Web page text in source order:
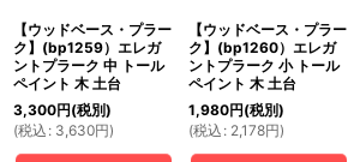
【ウッドベース・プラー
ク】(bp1259）エレガ
ントプラーク 中 トール
ペイント 木 土台
3,300円(税別)
(税込 : 3,630円)
【ウッドベース・プラー
ク】(bp1260）エレガ
ントプラーク 小 トール
ペイント 木 土台
1,980円(税別)
(税込 : 2,178円)